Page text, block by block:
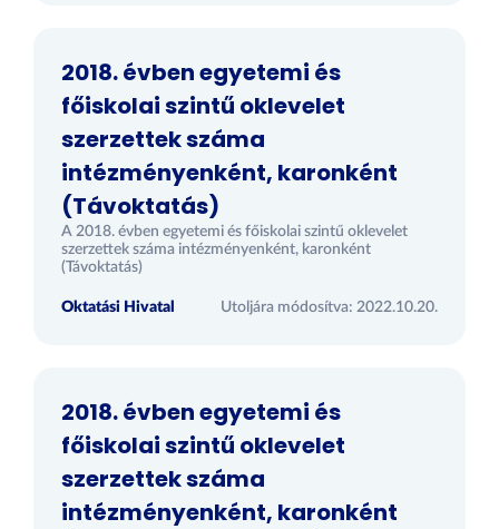
2018. évben egyetemi és
főiskolai szintű oklevelet
szerzettek száma
intézményenként, karonként
(Távoktatás)
A 2018. évben egyetemi és főiskolai szintű oklevelet
szerzettek száma intézményenként, karonként
(Távoktatás)
Oktatási Hivatal Utoljára módosítva: 2022.10.20.
2018. évben egyetemi és
főiskolai szintű oklevelet
szerzettek száma
intézményenként, karonként